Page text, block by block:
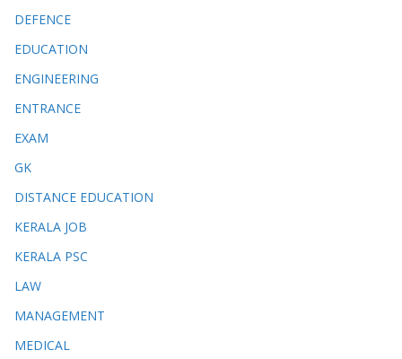
DEFENCE
EDUCATION
ENGINEERING
ENTRANCE
EXAM
GK
DISTANCE EDUCATION
KERALA JOB
KERALA PSC
LAW
MANAGEMENT
MEDICAL